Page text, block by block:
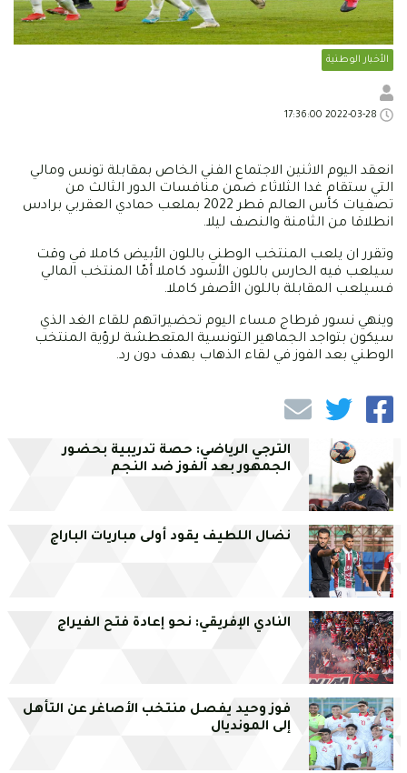
الأخبار الوطنية
انعقد اليوم الاثنين الاجتماع الفني الخاص بمقابلة تونس ومالي
التي ستقام غدا الثلاثاء ضمن منافسات الدور الثالث من
تصفيات كأس العالم قطر 2022 بملعب حمادي العقربي برادس
انطلاقا من الثامنة والنصف ليلا.
وتقرر ان يلعب المنتخب الوطني باللون الأبيض كاملا في وقت
سيلعب فيه الحارس باللون الأسود كاملا أمّا المنتخب المالي
فسيلعب المقابلة باللون الأصفر كاملا.
وينهي نسور قرطاج مساء اليوم تحضيراتهم للقاء الغد الذي
سيكون بتواجد الجماهير التونسية المتعطشة لرؤية المنتخب
الوطني بعد الفوز في لقاء الذهاب بهدف دون رد.
الترجي الرياضي: حصة تدريبية بحضور
الجمهور بعد الفوز ضد النجم
نضال اللطيف يقود أولى مباريات الباراج
النادي الإفريقي: نحو إعادة فتح الفيراج
فوز وحيد يفصل منتخب الأصاغر عن التأهل
إلى المونديال